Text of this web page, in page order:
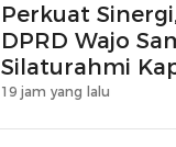
Perkuat
DPRD Wajo
Silaturahmi
19 jam yang lalu